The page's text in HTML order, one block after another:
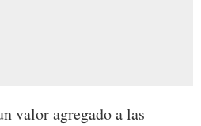
valor agregado a las